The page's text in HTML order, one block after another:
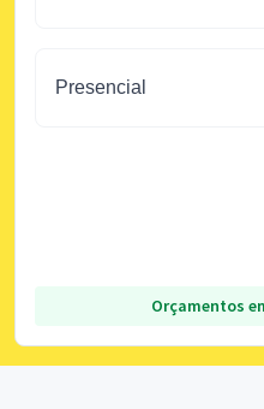
Presencial
Orçamentos